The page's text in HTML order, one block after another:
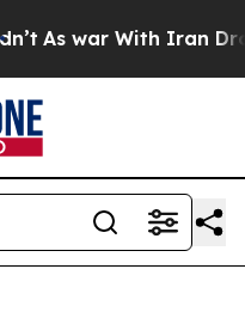
As war With Iran Drove